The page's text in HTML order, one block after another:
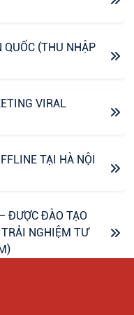
QUỐC (THU NHẬP
VIRAL
TẠI HÀ NỘI
ĐƯỢC ĐÀO TẠO
NGHIỆM TƯ